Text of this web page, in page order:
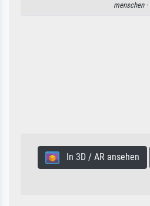
menschen ·
In 3D / AR ansehen